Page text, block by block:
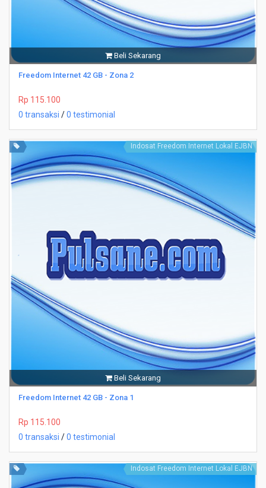
Beli Sekarang
Freedom Internet 42 GB - Zona 2
Rp 115.100
0 transaksi /0 testimonial
Indosat Freedom Internet Lokal EJBN
Beli Sekarang
Freedom Internet 42 GB - Zona 1
Rp 115.100
0 transaksi /0 testimonial
Indosat Freedom Internet Lokal EJBN